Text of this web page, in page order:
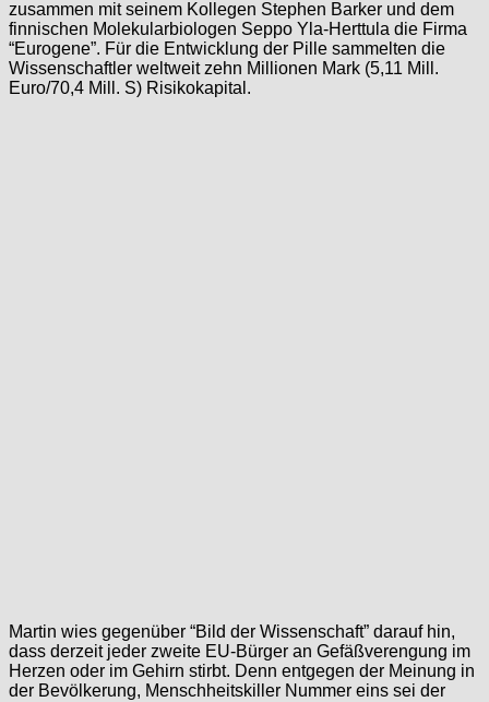
zusammen mit seinem Kollegen Stephen Barker und dem
finnischen Molekularbiologen Seppo Yla-Herttula die Firma
“Eurogene”. Für die Entwicklung der Pille sammelten die
Wissenschaftler weltweit zehn Millionen Mark (5,11 Mill.
Euro/70,4 Mill. S) Risikokapital.
Martin wies gegenüber “Bild der Wissenschaft” darauf hin,
dass derzeit jeder zweite EU-Bürger an Gefäßverengung im
Herzen oder im Gehirn stirbt. Denn entgegen der Meinung in
der Bevölkerung, Menschheitskiller Nummer eins sei der